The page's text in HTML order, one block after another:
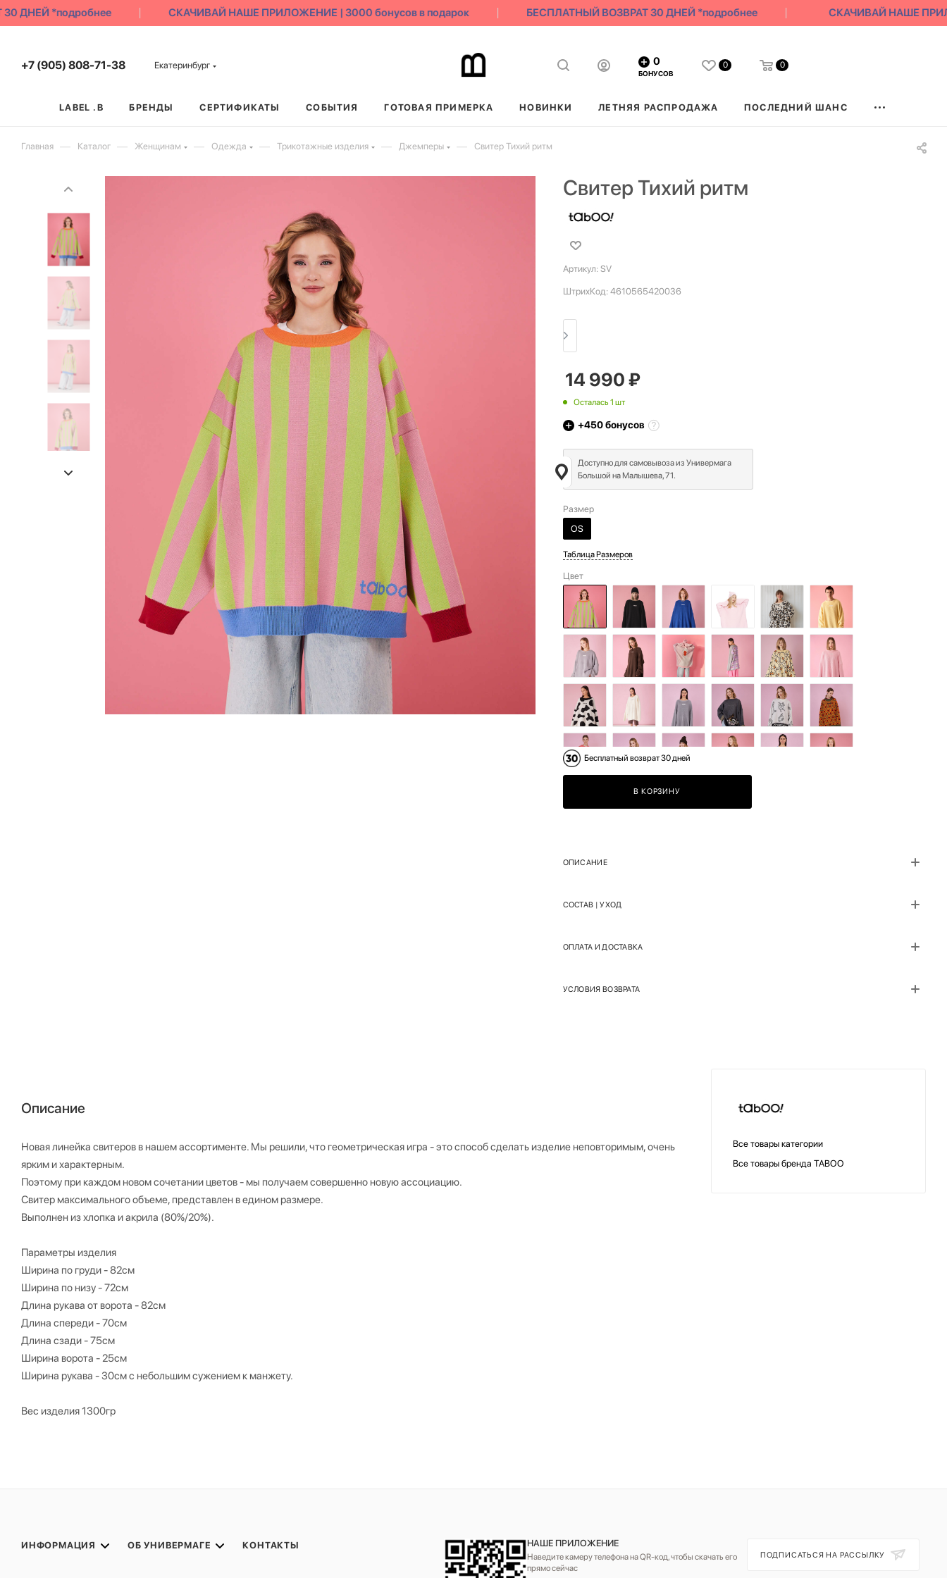
ДНЕЙ *подробнее СКАЧИВАЙ НАШЕ ПРИЛОЖЕНИЕ | 3000 бонусов в подарок БЕСПЛАТНЫЙ ВОЗВРАТ 30 ДНЕЙ *подробнее СКАЧИВАЙ НАШЕ
+7 (905) 808-71-38 Екатеринбург 0
БОНУСОВ
0 0
LABEL .B БРЕНДЫ СЕРТИФИКАТЫ СОБЫТИЯ ГОТОВАЯ ПРИМЕРКА НОВИНКИ ЛЕТНЯЯ РАСПРОДАЖА ПОСЛЕДНИЙ ШАНС
Главная — Каталог — Женщинам — Одежда — Трикотажные изделия — Джемперы — Свитер Тихий ритм
Свитер Тихий ритм
Артикул: SV
ШтрихКод: 4610565420036
14 990₽
Осталась 1 шт
+450бонусов
Доступно для самовывоза из Универмага
Большой на Малышева, 71.
Размер
OS
Таблица Размеров
Цвет
Бесплатный возврат 30 дней
В КОРЗИНУ
ОПИСАНИЕ
СОСТАВ | УХОД
ОПЛАТА И ДОСТАВКА
УСЛОВИЯ ВОЗВРАТА
Описание
Новая линейка свитеров в нашем ассортименте. Мы решили, что геометрическая игра - это способ сделать изделие неповторимым, очень
ярким и характерным.
Поэтому при каждом новом сочетании цветов - мы получаем совершенно новую ассоциацию.
Свитер максимального объеме, представлен в едином размере.
Выполнен из хлопка и акрила (80%/20%).
Параметры изделия
Ширина по груди - 82см
Ширина по низу - 72см
Длина рукава от ворота - 82см
Длина спереди - 70см
Длина сзади - 75см
Ширина ворота - 25см
Ширина рукава - 30см с небольшим сужением к манжету.
Вес изделия 1300гр
Все товары категории
Все товары бренда TABOO
ИНФОРМАЦИЯ ОБ УНИВЕРМАГЕ КОНТАКТЫ НАШЕ ПРИЛОЖЕНИЕ
Наведите камеру телефона на QR-код, чтобы скачать его
прямо сейчас
ПОДПИСАТЬСЯ НА РАССЫЛКУ